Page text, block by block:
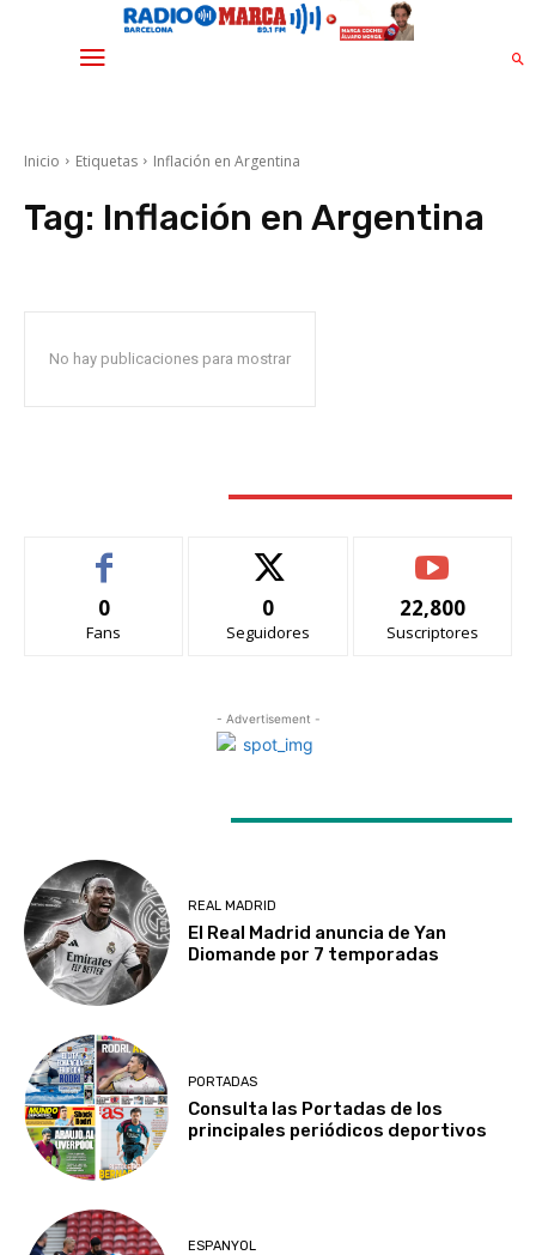
Inicio Etiquetas Inflación en Argentina
Tag: Inflación en Argentina
No hay publicaciones para mostrar
0
Fans
0
Seguidores
22,800
Suscriptores
- Advertisement -
REAL MADRID
El Real Madrid anuncia de Yan
Diomande por 7 temporadas
PORTADAS
Consulta las Portadas de los
principales periódicos deportivos
ESPANYOL